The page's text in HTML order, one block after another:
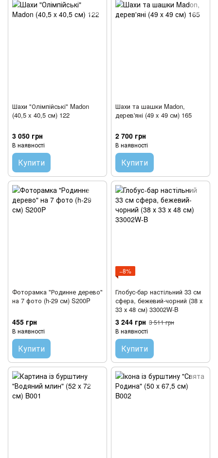
Шахи "Олімпійські" Madon
(40,5 x 40,5 см) 122
3 050 грн
В наявності
Купити
Шахи та шашки Madon,
дерев'яні (49 x 49 см) 165
2 700 грн
В наявності
Купити
Фоторамка "Родинне дерево"
на 7 фото (h-29 см) S200P
455 грн
В наявності
Купити
−8%
Глобус-бар настільний 33 см
сфера, бежевий-чорний (38 х
33 х 48 см) 33002W-B
3 244 грн 3 511 грн
В наявності
Купити